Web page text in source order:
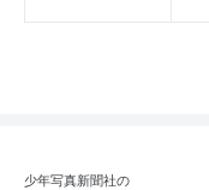
少年写真新聞社の